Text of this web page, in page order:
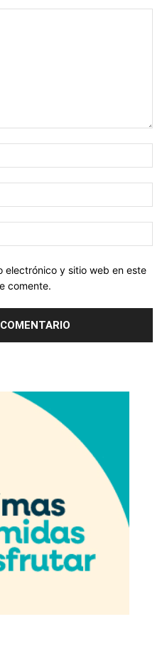
electrónico y sitio web en este
comente.